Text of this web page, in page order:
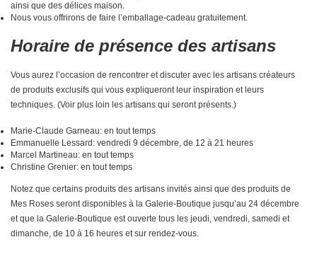
ainsi que des délices maison.
Nous vous offrirons de faire l’emballage-cadeau gratuitement.
Horaire de présence des artisans
Vous aurez l’occasion de rencontrer et discuter avec les artisans créateurs
de produits exclusifs qui vous expliqueront leur inspiration et leurs
techniques. (Voir plus loin les artisans qui seront présents.)
Marie-Claude Garneau: en tout temps
Emmanuelle Lessard: vendredi 9 décembre, de 12 à 21 heures
Marcel Martineau: en tout temps
Christine Grenier: en tout temps
Notez que certains produits des artisans invités ainsi que des produits de
Mes Roses seront disponibles à la Galerie-Boutique jusqu’au 24 décembre
et que la Galerie-Boutique est ouverte tous les jeudi, vendredi, samedi et
dimanche, de 10 à 16 heures et sur rendez-vous.